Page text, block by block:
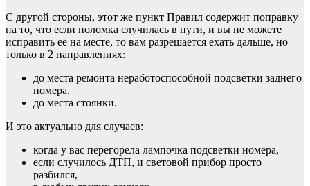
С другой стороны, этот же пункт Правил содержит поправку
на то, что если поломка случилась в пути, и вы не можете
исправить её на месте, то вам разрешается ехать дальше, но
только в 2 направлениях:
до места ремонта неработоспособной подсветки заднего
номера,
до места стоянки.
И это актуально для случаев:
когда у вас перегорела лампочка подсветки номера,
если случилось ДТП, и световой прибор просто
разбился,